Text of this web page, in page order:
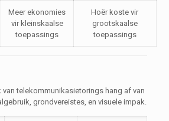
Meer ekonomies
vir kleinskaalse
toepassings
Hoër koste vir
grootskaalse
toepassings
telekommunikasietorings hang af van
grondvereistes, en visuele impak.